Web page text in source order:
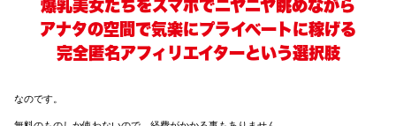
爆乳美女たちをスマホでニヤニヤ眺めながら
アナタの空間で気楽にプライベートに稼げる
完全匿名アフィリエイターという選択肢
なのです。